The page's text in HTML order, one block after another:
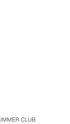
CLUB